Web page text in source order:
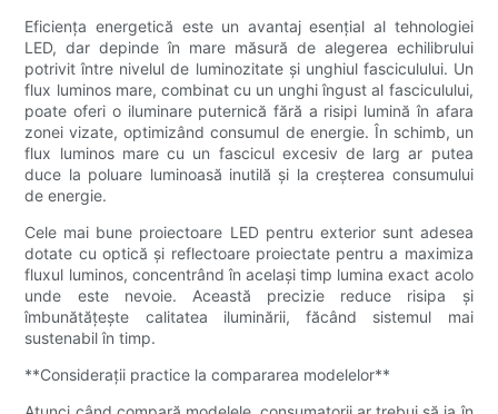
Eficiența energetică este un avantaj esențial al tehnologiei
LED, dar depinde în mare măsură de alegerea echilibrului
potrivit între nivelul de luminozitate și unghiul fasciculului. Un
flux luminos mare, combinat cu un unghi îngust al fasciculului,
poate oferi o iluminare puternică fără a risipi lumină în afara
zonei vizate, optimizând consumul de energie. În schimb, un
flux luminos mare cu un fascicul excesiv de larg ar putea
duce la poluare luminoasă inutilă și la creșterea consumului
de energie.
Cele mai bune proiectoare LED pentru exterior sunt adesea
dotate cu optică și reflectoare proiectate pentru a maximiza
fluxul luminos, concentrând în același timp lumina exact acolo
unde este nevoie. Această precizie reduce risipa și
îmbunătățește calitatea iluminării, făcând sistemul mai
sustenabil în timp.
**Considerații practice la compararea modelelor**